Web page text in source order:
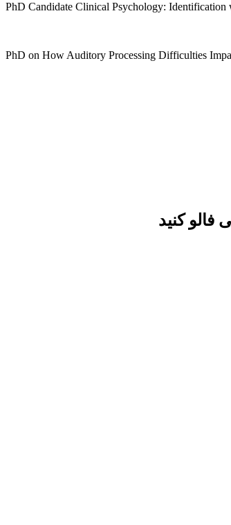
PhD Candidate Clinical Psychology:
PhD on How Auditory Processing Difficulties
فالو کنید